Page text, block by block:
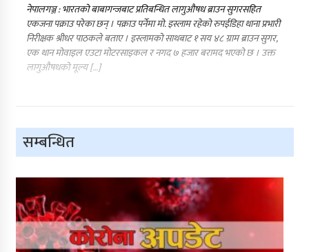
नेपालगञ्ज : भारतको बाबागन्जबाट प्रतिबन्धित लागुऔषध ब्राउन सुगरसहित
एकजना पक्राउ परेका छन् । पक्राउ पर्नेमा मो. इस्लाम रहेको रुपईडिहा थाना प्रभारी
निरीक्षक श्रीधर पाठकले बताए । इस्लामको साथबाट १ सय ४८ ग्राम ब्राउन सुगर,
एक थान मोवाइल एउटा मोटरसाइकल र नगद ७ हजार बरामद भएको छ । उक्त
लागुऔषधको मूल्य […]
सम्बन्धित